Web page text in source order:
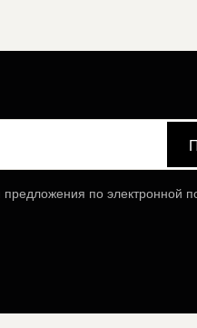
по электронной